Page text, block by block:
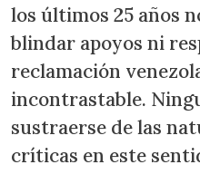
los últimos 25 años
blindar apoyos ni
reclamación
incontrastable.
sustraerse de las
críticas en este